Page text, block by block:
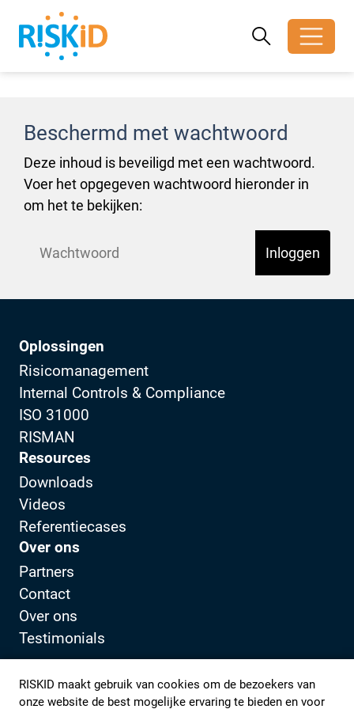
RISKID maakt gebruik van cookies om de bezoekers van
onze website de best mogelijke ervaring te bieden en voor
Zoeken
Zoeken
Beschermd met wachtwoord
Deze inhoud is beveiligd met een wachtwoord.
Voer het opgegeven wachtwoord hieronder in
om het te bekijken:
Inloggen
Oplossingen
Risicomanagement
Internal Controls & Compliance
ISO 31000
RISMAN
Resources
Downloads
Videos
Referentiecases
Over ons
Partners
Contact
Over ons
Testimonials
Privacybeleid Klantportaal